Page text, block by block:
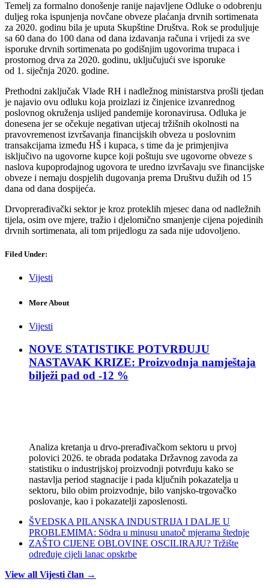
Temelj za formalno donošenje ranije najavljene Odluke o odobrenju
duljeg roka ispunjenja novčane obveze plaćanja drvnih sortimenata
za 2020. godinu bila je uputa Skupštine Društva. Rok se produljuje
sa 60 dana do 100 dana od dana izdavanja računa i vrijedi za sve
isporuke drvnih sortimenata po godišnjim ugovorima trupaca i
prostornog drva za 2020. godinu, uključujući sve isporuke
od 1. siječnja 2020. godine.
Prethodni zaključak Vlade RH i nadležnog ministarstva prošli tjedan
je najavio ovu odluku koja proizlazi iz činjenice izvanrednog
poslovnog okruženja uslijed pandemije koronavirusa. Odluka je
donesena jer se očekuje negativan utjecaj tržišnih okolnosti na
pravovremenost izvršavanja financijskih obveza u poslovnim
transakcijama između HŠ i kupaca, s time da je primjenjiva
isključivo na ugovorne kupce koji poštuju sve ugovorne obveze s
naslova kupoprodajnog ugovora te uredno izvršavaju sve financijske
obveze i nemaju dospjelih dugovanja prema Društvu dužih od 15
dana od dana dospijeća.
Drvoprerađivački sektor je kroz proteklih mjesec dana od nadležnih
tijela, osim ove mjere, tražio i djelomično smanjenje cijena pojedinih
drvnih sortimenata, ali tom prijedlogu za sada nije udovoljeno.
Filed Under:
Vijesti
More About
Vijesti
NOVE STATISTIKE POTVRĐUJU
NASTAVAK KRIZE: Proizvodnja namještaja
bilježi pad od -12 %
Analiza kretanja u drvo-prerađivačkom sektoru u prvoj
polovici 2026. te obrada podataka Državnog zavoda za
statistiku o industrijskoj proizvodnji potvrđuju kako se
nastavlja period stagnacije i pada ključnih pokazatelja u
sektoru, bilo obim proizvodnje, bilo vanjsko-trgovačko
poslovanje, kao i pokazatelji zaposlenosti.
ŠVEDSKA PILANSKA INDUSTRIJA I DALJE U
PROBLEMIMA: Södra u minusu unatoč mjerama štednje
ZAŠTO CIJENE OBLOVINE OSCILIRAJU? Tržište
određuje cijeli lanac opskrbe
View all Vijesti član →